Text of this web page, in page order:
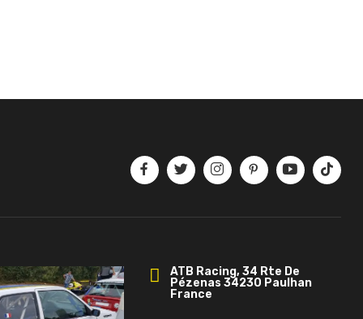
ATB Racing, 34 Rte De
Pézenas 34230 Paulhan
France